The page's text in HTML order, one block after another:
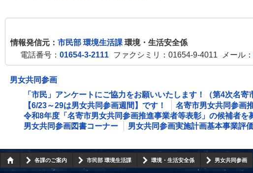
情報発信元： 市民部 環境生活課 環境・生活安全係
電話番号： 01654-3-2111 ファクシミリ：01654-9-4011 メール：
男女共同参画
「市民」アンケートにご協力をお願いいたします！（第4次名寄
【6/23～29は男女共同参画週間】です！
名寄市男女共同参画
令和8年度「名寄市男女共同参画推進事業者等表彰」の候補者を
男女共同参画図書コーナー
男女共同参画実施計画基本事業評
各課のご案内 市民部 環境生活課 環境・生活安全係 男女共同参画